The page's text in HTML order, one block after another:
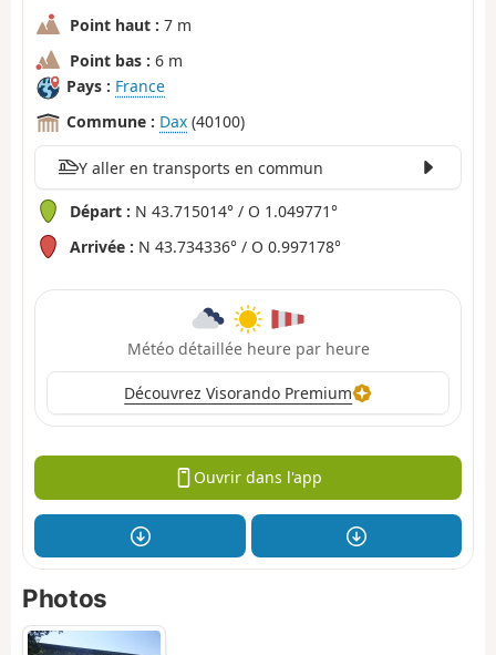
Point haut : 7 m
Point bas : 6 m
Pays : France
Commune : Dax (40100)
Y aller en transports en commun
Départ : N 43.715014° / O 1.049771°
Arrivée : N 43.734336° / O 0.997178°
Météo détaillée heure par heure
Découvrez Visorando Premium
Ouvrir dans l'app
Photos